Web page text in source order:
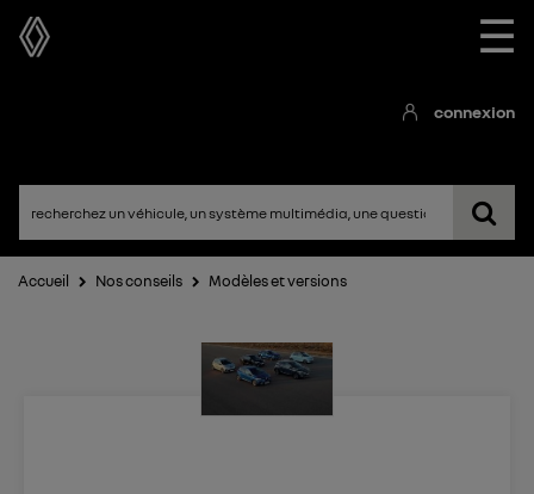
☰
connexion
Accueil Nos conseils Modèles et versions